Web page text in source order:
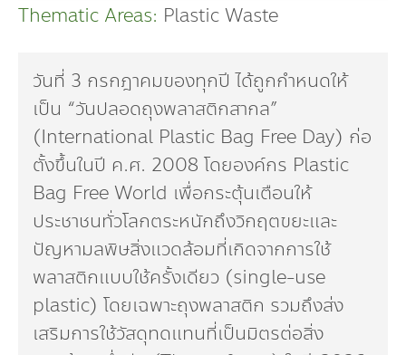
Funds
Dr. Dhira Phanthumavanich Fund
Global Warming and Health Fund
Thematic Areas: Plastic Waste
วันที่ 3 กรกฎาคมของทุกปี ได้ถูกกำหนดให้
เป็น “วันปลอดถุงพลาสติกสากล”
(International Plastic Bag Free Day) ก่อ
ตั้งขึ้นในปี ค.ศ. 2008 โดยองค์กร Plastic
Bag Free World เพื่อกระตุ้นเตือนให้
ประชาชนทั่วโลกตระหนักถึงวิกฤตขยะและ
ปัญหามลพิษสิ่งแวดล้อมที่เกิดจากการใช้
พลาสติกแบบใช้ครั้งเดียว (single-use
plastic) โดยเฉพาะถุงพลาสติก รวมถึงส่ง
เสริมการใช้วัสดุทดแทนที่เป็นมิตรต่อสิ่ง